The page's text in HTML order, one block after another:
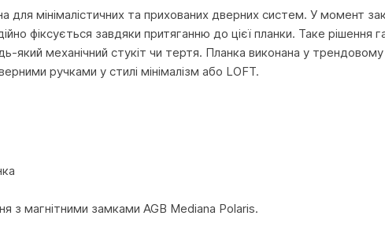
для мінімалістичних та прихованих дверних систем. У момент
фіксується завдяки притяганню до цієї планки. Таке рішення
який механічний стукіт чи тертя. Планка виконана у
ручками у стилі мінімалізм або LOFT.
з магнітними замками AGB Mediana Polaris.